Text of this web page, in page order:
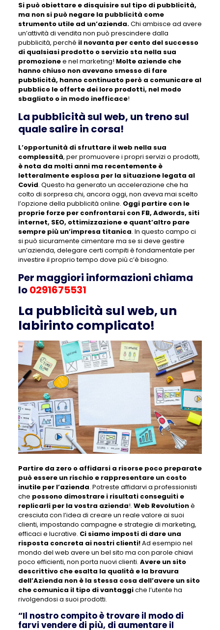
Si può obiettare e disquisire sul tipo di pubblicità,
ma non si può negare la pubblicità come
strumento utile ad un’azienda.Chi ambisce ad avere
un’attività di vendita non può prescindere dalla
pubblicità, perché il novanta per cento del successo
di qualsiasi prodotto o servizio sta nella sua
promozionee nel marketing! Molte aziende che
hanno chiuso non avevano smesso di fare
pubblicità, hanno continuato però a comunicare al
pubblico le offerte dei loro prodotti, nel modo
sbagliato o in modo inefficace!
La pubblicità sul web, un treno sul
quale salire in corsa!
L’opportunità di sfruttare il web nella sua
complessità, per promuovere i propri servizi o prodotti,
è nota da molti anni ma recentemente è
letteralmente esplosa per la situazione legata al
Covid. Questo ha generato un accelerazione che ha
colto di sorpresa chi, ancora oggi, non aveva mai scelto
l’opzione della pubblicità online. Oggi partire con le
proprie forze per confrontarsi con FB, Adwords, siti
internet, SEO, ottimizzazione e quant’altro pare
sempre più un’impresa titanica. In questo campo ci
si può sicuramente cimentare ma se si deve gestire
un’azienda, delegare certi compiti è fondamentale per
investire il proprio tempo dove più c’è bisogno.
Per maggiori informazioni chiama
lo0291675531
La pubblicità sul web, un
labirinto complicato!
Partire da zero o affidarsi a risorse poco preparate
può essere un rischio e rappresentare un costo
inutile per l’azienda. Potreste affidarvi a professionisti
che possono dimostrare i risultati conseguiti e
replicarli per la vostra azienda!. Web Revolutionè
cresciuta con l’idea di creare un reale valore ai suoi
clienti, impostando campagne e strategie di marketing,
efficaci e lucrative. Ci siamo imposti di dare una
risposta concreta ai nostri clienti!Ad esempio nel
mondo del web avere un bel sito ma con parole chiavi
poco efficienti, non porta nuovi clienti. Avere un sito
descrittivo che esalta la qualità e la bravura
dell’Azienda non è la stessa cosa dell’avere un sito
che comunica il tipo di vantaggiche l’utente ha
rivolgendosi a suoi prodotti.
“Il nostro compito è trovare il modo di
farvi vendere di più, di aumentare il